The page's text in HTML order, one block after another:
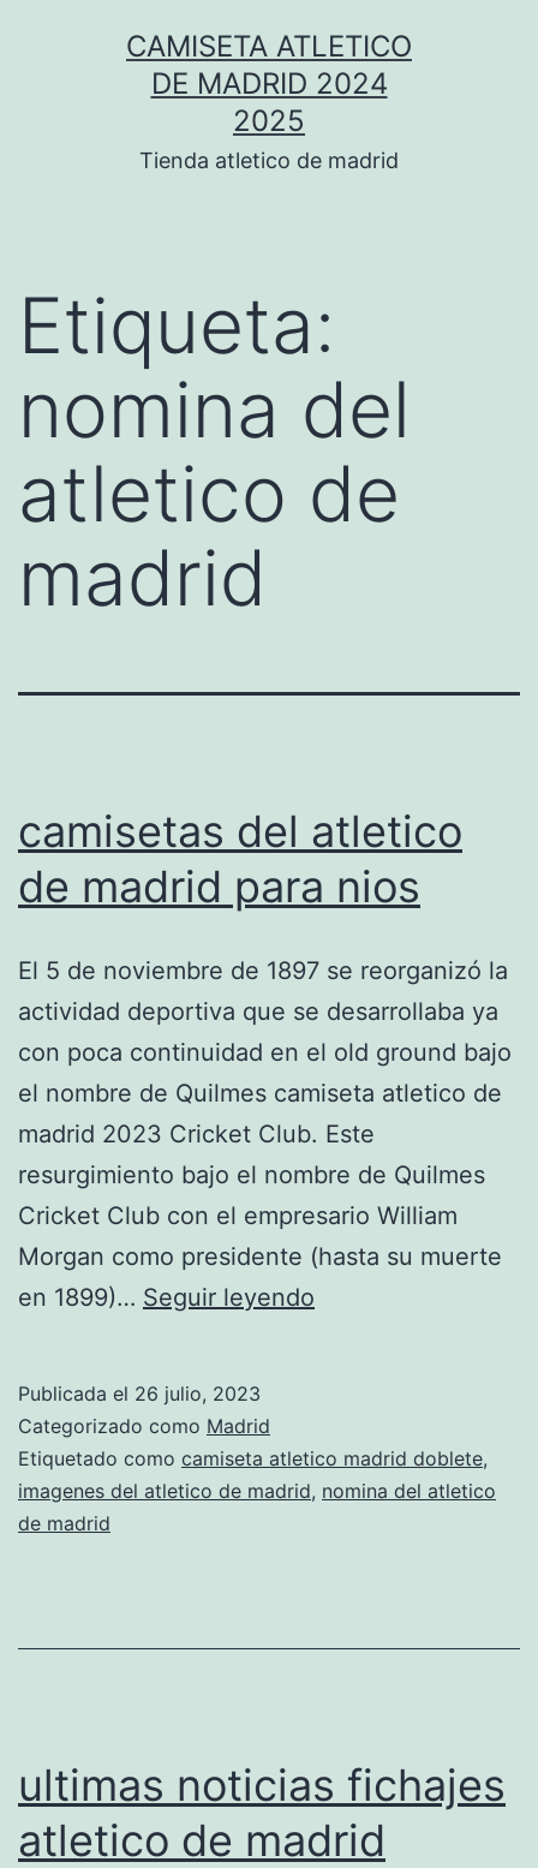
CAMISETA ATLETICO
DE MADRID 2024
2025
Tienda atletico de madrid
Etiqueta:
nomina del
atletico de
madrid
camisetas del atletico
de madrid para nios
El 5 de noviembre de 1897 se reorganizó la
actividad deportiva que se desarrollaba ya
con poca continuidad en el old ground bajo
el nombre de Quilmes camiseta atletico de
madrid 2023 Cricket Club. Este
resurgimiento bajo el nombre de Quilmes
Cricket Club con el empresario William
Morgan como presidente (hasta su muerte
en 1899)… Seguir leyendo
madrid
para
Publicada el 26 julio, 2023
Categorizado como Madrid
Etiquetado como camiseta atletico madrid doblete,
imagenes del atletico de madrid, nomina del atletico
de madrid
ultimas noticias fichajes
atletico de madrid